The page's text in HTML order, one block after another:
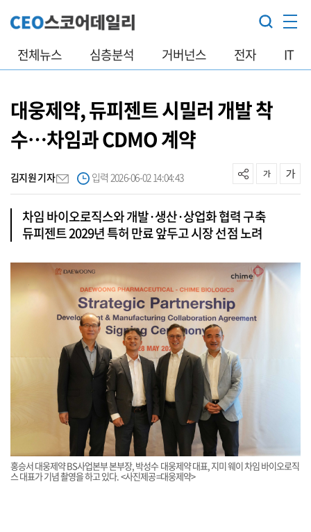
전체뉴스 심층분석 거버넌스 전자 IT
대웅제약, 듀피젠트 시밀러 개발 착
수…차임과 CDMO 계약
김지원 기자 입력 2026-06-02 14:04:43
차임 바이오로직스와 개발·생산·상업화 협력 구축
듀피젠트 2029년 특허 만료 앞두고 시장 선점 노려
홍승서 대웅제약 BS사업본부 본부장, 박성수 대웅제약 대표, 지미 웨이 차임 바이오로직
스 대표가 기념 촬영을 하고 있다. <사진제공=대웅제약>